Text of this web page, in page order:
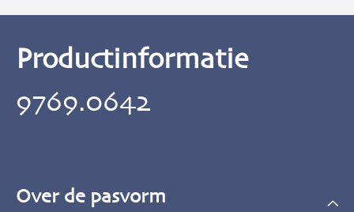
Productinformatie
9769.0642
Over de pasvorm